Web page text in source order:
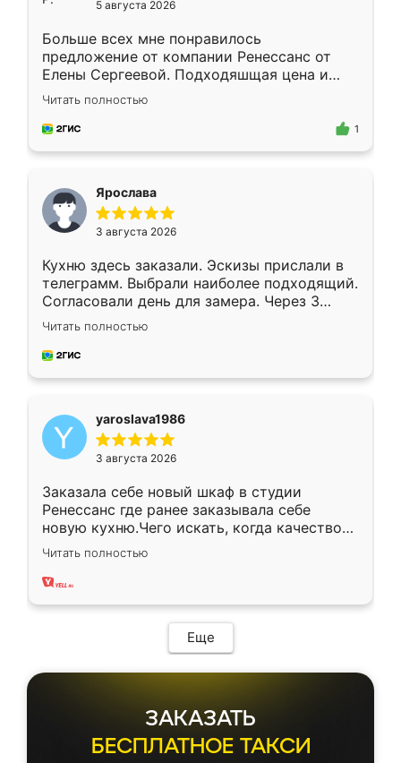
5 августа 2026
Больше всех мне понравилось
предложение от компании Ренессанс от
Елены Сергеевой. Подходяшщая цена и
короткие сроки изготовления. Приехавший
для замера сотрудник Владислав
предложил по моему эскизу самый
Читать полностью
1
Ярослава
3 августа 2026
Кухню здесь заказали. Эскизы прислали в
телеграмм. Выбрали наиболее подходящий.
Согласовали день для замера. Через 3
недели кухня была уже готова. Остались
довольны работой. Спасибо Ренессанс
мебель за качественную работу!
Читать полностью
yaroslava1986
3 августа 2026
Заказала себе новый шкаф в студии
Ренессанс где ранее заказывала себе
новую кухню.Чего искать, когда качеством
вполне довольна. Служит кухня уже почти
два года, нареканий нет.
Читать полностью
Еще
ЗАКАЗАТЬ
БЕСПЛАТНОЕ ТАКСИ